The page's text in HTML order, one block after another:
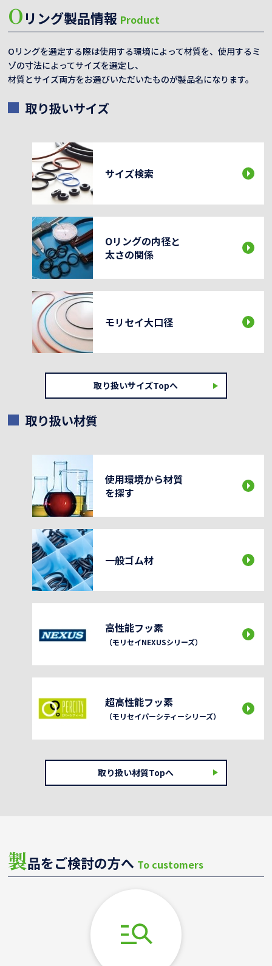
Oリング製品情報 Product
Oリングを選定する際は使用する環境によって材質を、使用するミ
ゾの寸法によってサイズを選定し、
材質とサイズ両方をお選びいただいたものが製品名になります。
取り扱いサイズ
サイズ検索
Oリングの内径と
太さの関係
モリセイ大口径
取り扱いサイズTopへ
取り扱い材質
使用環境から材質
を探す
一般ゴム材
高性能フッ素
（モリセイNEXUSシリーズ）
超高性能フッ素
（モリセイパーシティーシリーズ）
取り扱い材質Topへ
製品をご検討の方へ To customers